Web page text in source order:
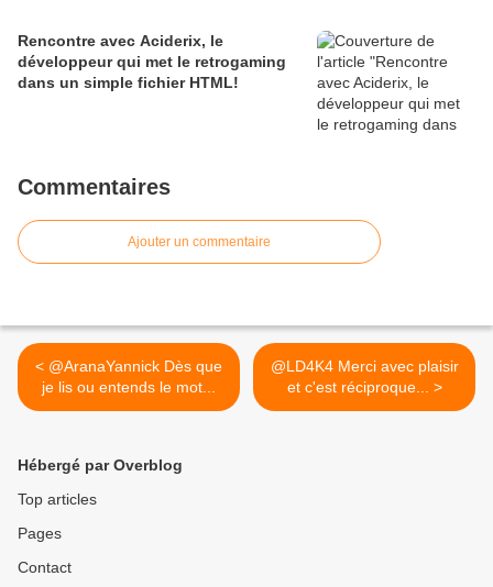
Rencontre avec Aciderix, le
développeur qui met le retrogaming
dans un simple fichier HTML!
Commentaires
Ajouter un commentaire
< @AranaYannick Dès que
je lis ou entends le mot...
@LD4K4 Merci avec plaisir
et c'est réciproque... >
Hébergé par Overblog
Top articles
Pages
Contact